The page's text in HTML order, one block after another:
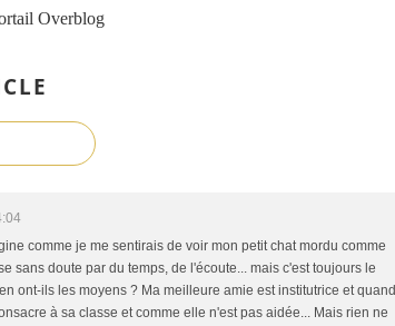
Overblog
comme je me sentirais de voir mon petit chat mordu comme
sans doute par du temps, de l'écoute... mais c'est toujours le
ont-ils les moyens ? Ma meilleure amie est institutrice et quand
à sa classe et comme elle n'est pas aidée... Mais rien ne